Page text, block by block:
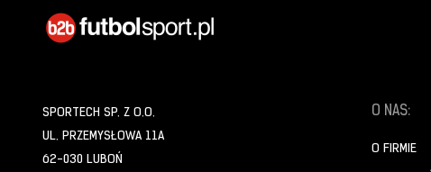
SPORTECH SP. Z O.O.
UL. PRZEMYSŁOWA 11A
62-030 LUBOŃ
O NAS:
O FIRMIE